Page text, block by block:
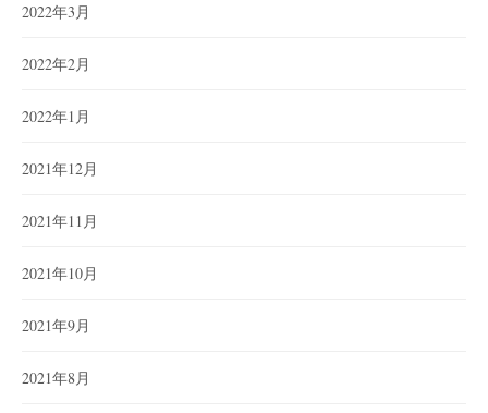
2022年3月
2022年2月
2022年1月
2021年12月
2021年11月
2021年10月
2021年9月
2021年8月